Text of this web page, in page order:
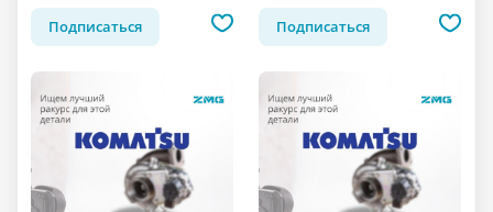
Подписаться Подписаться